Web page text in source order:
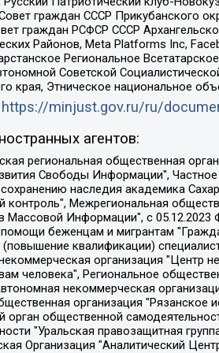
граждан СССР Прикубанского
граждан РСФСР СССР
Районов, Meta Platforms Inc,
Региональное
Советской
края, Этническое национальное
https://minjust.gov.ru/ru/
агентов:
образовательное учреждение дополнительного профессионального образования (повышение квалификации) специалистов "АКАДЕМИЯ ПО ПРАВАМ ЧЕЛОВЕКА", Свердловская региональная общественная организация "Сутяжник", Автономная некоммерческая организация "Центр независимых социологических исследований", Союз общественных объединений "Российский исследовательский центр по правам человека", Региональное общественное учреждение научно-информационный центр "МЕМОРИАЛ", Некоммерческая организация "Фонд защиты гласности", Автономная некоммерческая организация "Институт прав человека", Городская общественная организация "Екатеринбургское общество "МЕМОРИАЛ", Городская общественная организация "Рязанское историко-просветительское и правозащитное общество "Мемориал" (Рязанский Мемориал), Челябинский региональный орган общественной самодеятельности – женское общественное объединение "Женщины Евразии", Челябинский региональный орган общественной самодеятельности "Уральская правозащитная группа", Фонд содействия защите здоровья и социальной справедливости имени Андрея Рылькова, Автономная Некоммерческая Организация "Аналитический Центр Юрия Левады", Автономная некоммерческая организация социальной поддержки населения "Проект Апрель", Региональная общественная организация помощи женщинам и детям, находящимся в кризисной ситуации "Информационно-методический центр "Анна", Фонд содействия развитию массовых коммуникаций и правовому просвещению "Так-так-Так", Фонд содействия устойчивому развитию "Серебряная тайга", Свердловский региональный общественный фонд социальных проектов "Новое время", "Idel.Реалии", Кавказ.Реалии, Крым.Реалии, Телеканал Настоящее Время, Татаро-башкирская служба Радио Свобода (Azatliq Radiosi), Радио Свободная Европа/Радио Свобода (PCE/PC), "Сибирь.Реалии", "Фактограф", Благотворительный фонд помощи осужденным и их семьям, Автономная некоммерческая организация "Институт глобализации и социальных движений", Фонд "В защиту прав заключенных", Частное учреждение "Центр поддержки и содействия развитию средств массовой информации", Пензенский региональный общественный благотворительный фонд "Гражданский союз", "Север.Реалии", Некоммерческая организация Фонд "Правовая инициатива", Общество с ограниченной